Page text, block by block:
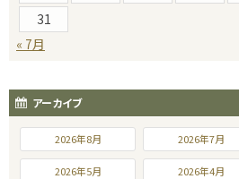
31
« 7月
アーカイブ
2026年8月 2026年7月
2026年5月 2026年4月